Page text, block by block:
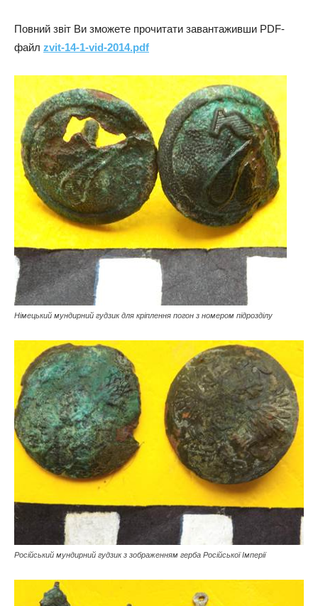
Повний звіт Ви зможете прочитати завантаживши PDF-
файл zvit-14-1-vid-2014.pdf
Німецький мундирний гудзик для кріплення погон з номером підрозділу
Російський мундирний гудзик з зображенням герба Російської Імперії